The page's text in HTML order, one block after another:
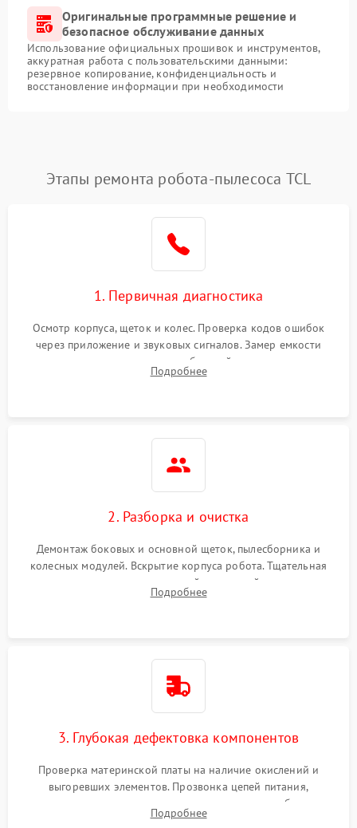
Оригинальные программные решение и
безопасное обслуживание данных
Использование официальных прошивок и инструментов,
аккуратная работа с пользовательскими данными:
резервное копирование, конфиденциальность и
восстановление информации при необходимости
Этапы ремонта робота-пылесоса TCL
1. Первичная диагностика
Осмотр корпуса, щеток и колес. Проверка кодов ошибок
через приложение и звуковых сигналов. Замер емкости
аккумулятора и тестирование базовой станции зарядки.
Оценка работы лидара, бампера и датчиков падения для
Подробнее
2. Разборка и очистка
Демонтаж боковых и основной щеток, пылесборника и
колесных модулей. Вскрытие корпуса робота. Тщательная
очистка внутренних полостей, шестерней и плат от
скопившейся пыли, волос и шерсти животных с
Подробнее
3. Глубокая дефектовка компонентов
Проверка материнской платы на наличие окислений и
выгоревших элементов. Прозвонка цепей питания,
тестирование приводных моторов колес и турбины
всасывания. Оценка состояния оптических и инфракрасных
Подробнее